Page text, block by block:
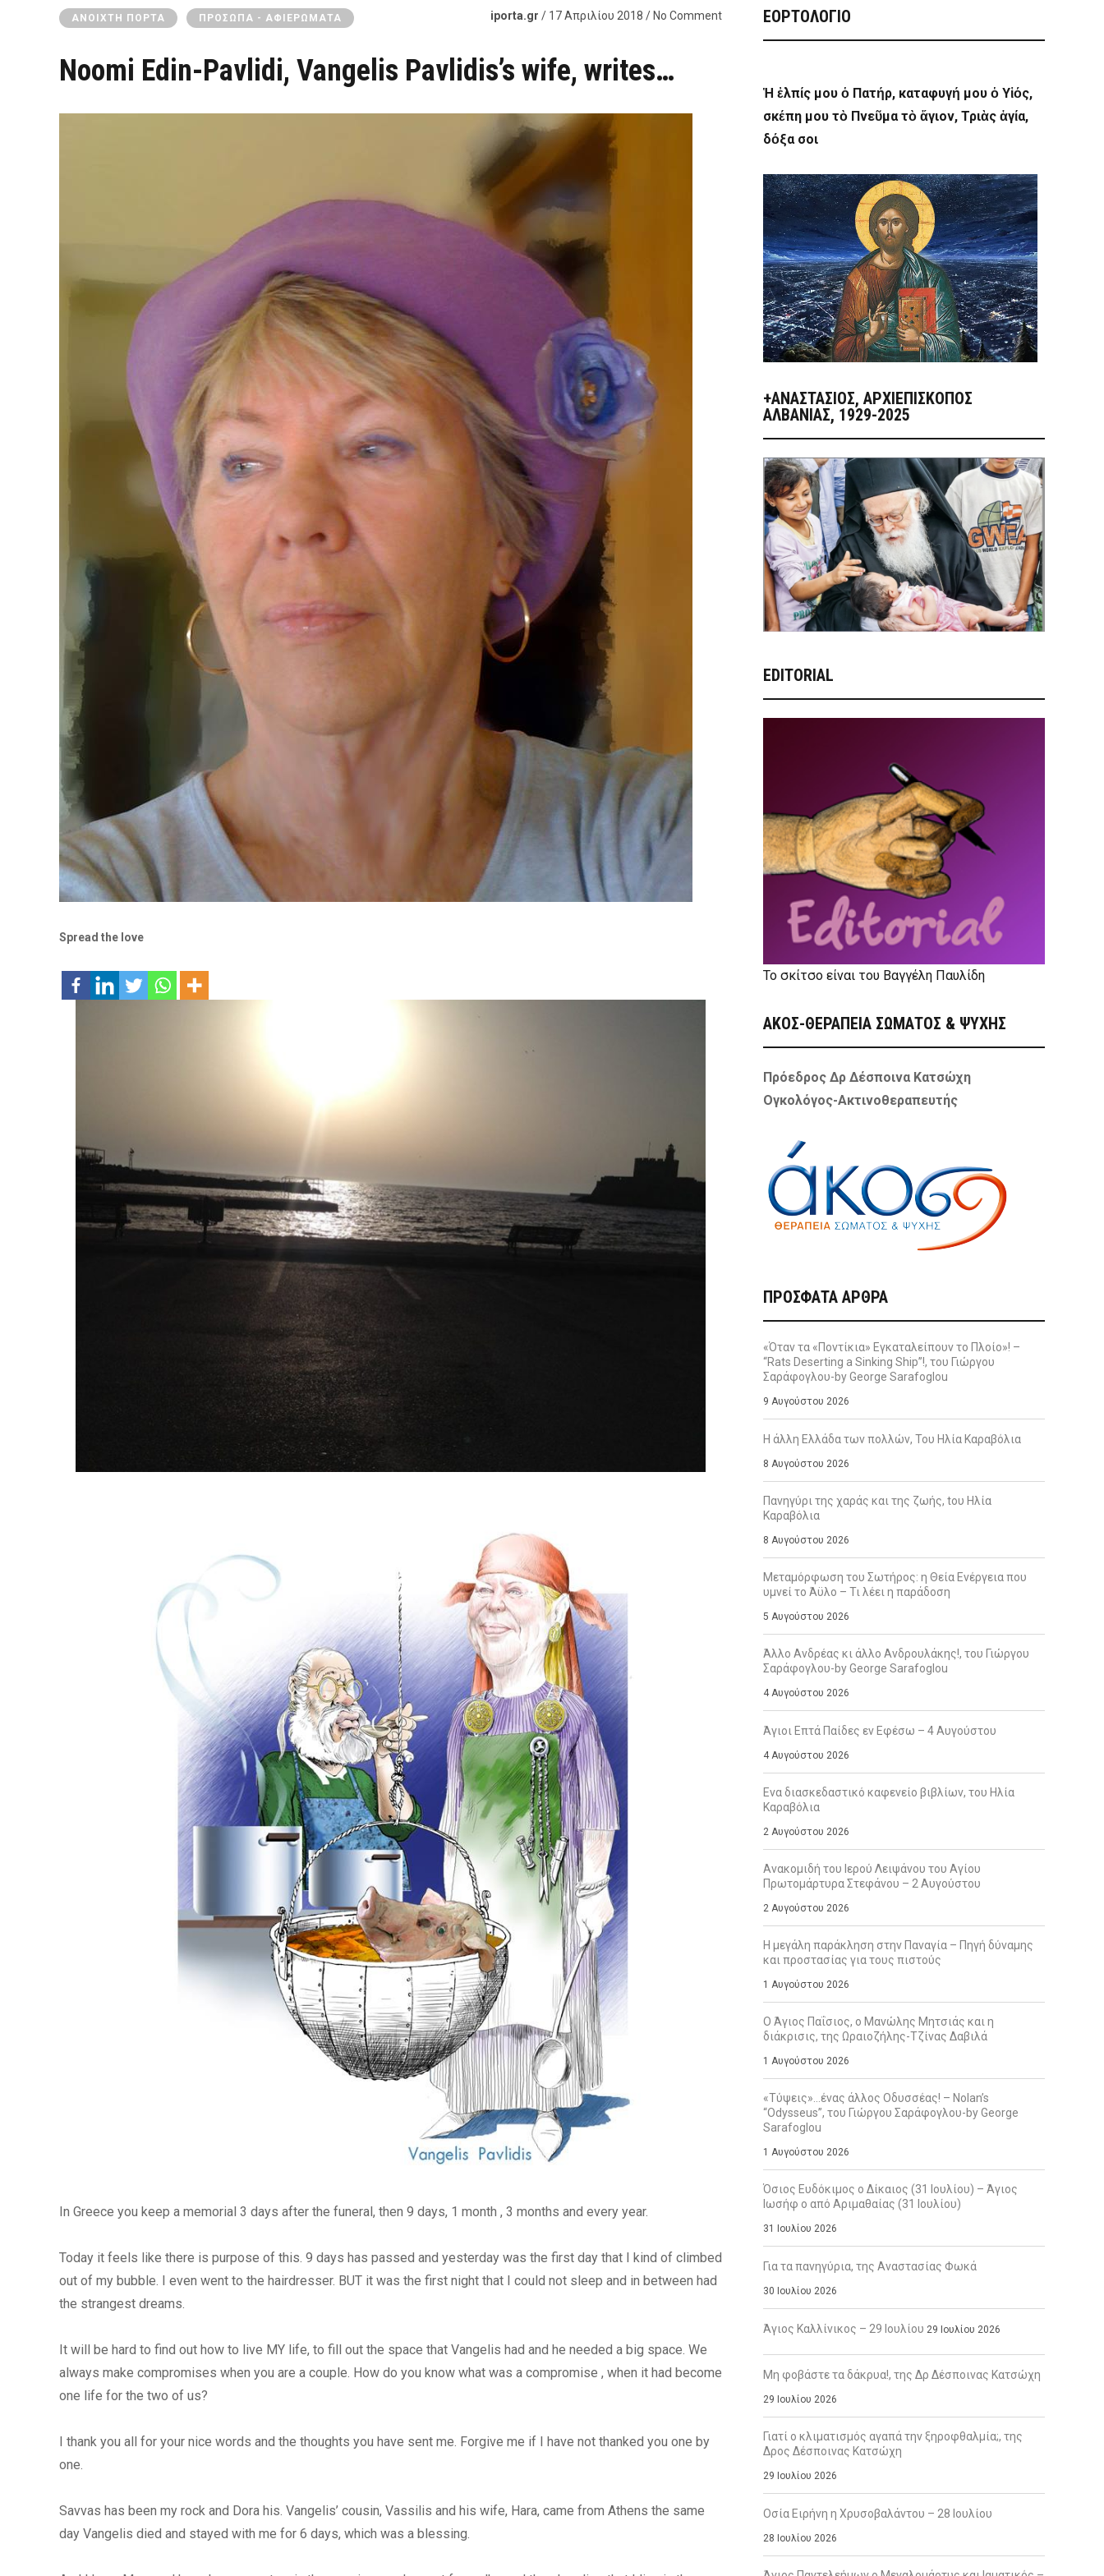
ΑΝΟΙΧΤΉ ΠΌΡΤΑ ΠΡΌΣΩΠΑ - ΑΦΙΕΡΏΜΑΤΑ iporta.gr / 17 Απριλίου 2018 / No Comment
Noomi Edin-Pavlidi, Vangelis Pavlidis’s wife, writes…
Spread the love
In Greece you keep a memorial 3 days after the funeral, then 9 days, 1 month , 3 months and every year.
Today it feels like there is purpose of this. 9 days has passed and yesterday was the first day that I kind of climbed
out of my bubble. I even went to the hairdresser. BUT it was the first night that I could not sleep and in between had
the strangest dreams.
It will be hard to find out how to live MY life, to fill out the space that Vangelis had and he needed a big space. We
always make compromises when you are a couple. How do you know what was a compromise , when it had become
one life for the two of us?
I thank you all for your nice words and the thoughts you have sent me. Forgive me if I have not thanked you one by
one.
Savvas has been my rock and Dora his. Vangelis’ cousin, Vassilis and his wife, Hara, came from Athens the same
day Vangelis died and stayed with me for 6 days, which was a blessing.
ΕΟΡΤΟΛΟΓΙΟ
Ἡ ἐλπίς μου ὁ Πατήρ, καταφυγή μου ὁ Υἱός,
σκέπη μου τὸ Πνεῦμα τὸ ἅγιον, Τριὰς ἁγία,
δόξα σοι
+ΑΝΑΣΤΆΣΙΟΣ, ΑΡΧΙΕΠΊΣΚΟΠΟΣ
ΑΛΒΑΝΊΑΣ, 1929-2025
EDITORIAL
Το σκίτσο είναι του Βαγγέλη Παυλίδη
ΑΚΟΣ-ΘΕΡΑΠΕΙΑ ΣΩΜΑΤΟΣ & ΨΥΧΗΣ
Πρόεδρος Δρ Δέσποινα Κατσώχη
Ογκολόγος-Ακτινοθεραπευτής
ΠΡΌΣΦΑΤΑ ΆΡΘΡΑ
«Όταν τα «Ποντίκια» Εγκαταλείπουν το Πλοίο»! –
“Rats Deserting a Sinking Ship”!, του Γιώργου
Σαράφογλου-by George Sarafoglou
9 Αυγούστου 2026
Η άλλη Ελλάδα των πολλών, Του Ηλία Καραβόλια
8 Αυγούστου 2026
Πανηγύρι της χαράς και της ζωής, tου Ηλία
Καραβόλια
8 Αυγούστου 2026
Μεταμόρφωση του Σωτήρος: η Θεία Ενέργεια που
υμνεί το Άϋλο – Τι λέει η παράδοση
5 Αυγούστου 2026
Άλλο Ανδρέας κι άλλο Ανδρουλάκης!, του Γιώργου
Σαράφογλου-by George Sarafoglou
4 Αυγούστου 2026
Άγιοι Επτά Παίδες εν Εφέσω – 4 Αυγούστου
4 Αυγούστου 2026
Ενα διασκεδαστικό καφενείο βιβλίων, του Ηλία
Καραβόλια
2 Αυγούστου 2026
Ανακομιδή του Ιερού Λειψάνου του Αγίου
Πρωτομάρτυρα Στεφάνου – 2 Αυγούστου
2 Αυγούστου 2026
Η μεγάλη παράκληση στην Παναγία – Πηγή δύναμης
και προστασίας για τους πιστούς
1 Αυγούστου 2026
Ο Άγιος Παΐσιος, ο Μανώλης Μητσιάς και η
διάκρισις, της Ωραιοζήλης-Τζίνας Δαβιλά
1 Αυγούστου 2026
«Τύψεις»…ένας άλλος Οδυσσέας! – Nolan’s
“Odysseus”, του Γιώργου Σαράφογλου-by George
Sarafoglou
1 Αυγούστου 2026
Όσιος Ευδόκιμος ο Δίκαιος (31 Ιουλίου) – Άγιος
Ιωσήφ ο από Αριμαθαίας (31 Ιουλίου)
31 Ιουλίου 2026
Για τα πανηγύρια, της Αναστασίας Φωκά
30 Ιουλίου 2026
Άγιος Καλλίνικος – 29 Ιουλίου 29 Ιουλίου 2026
Μη φοβάστε τα δάκρυα!, της Δρ Δέσποινας Κατσώχη
29 Ιουλίου 2026
Γιατί ο κλιματισμός αγαπά την ξηροφθαλμία;, της
Δρος Δέσποινας Κατσώχη
29 Ιουλίου 2026
Οσία Ειρήνη η Χρυσοβαλάντου – 28 Ιουλίου
28 Ιουλίου 2026